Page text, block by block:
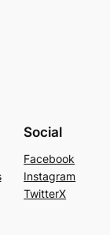
Social
Facebook
Instagram
TwitterX